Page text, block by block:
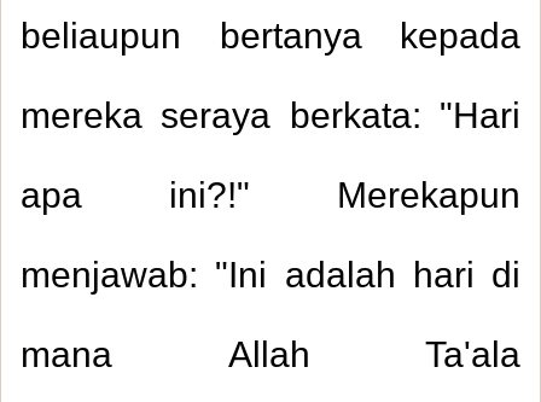
beliaupun bertanya kepada
mereka seraya berkata: "Hari
apa ini?!" Merekapun
menjawab: "Ini adalah hari di
mana Allah Ta'ala